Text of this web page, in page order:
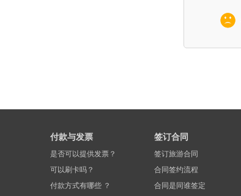
付款与发票
是否可以提供发票？
可以刷卡吗？
付款方式有哪些 ？
签订合同
签订旅游合同
合同签约流程
合同是同谁签定